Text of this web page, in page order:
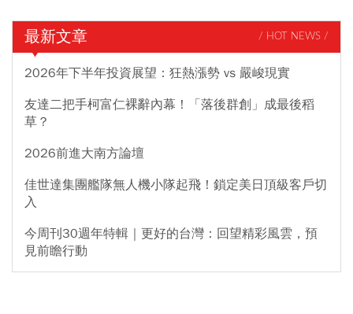
最新文章 / HOT NEWS /
2026年下半年投資展望：狂熱漲勢 vs 嚴峻現實
友達二把手柯富仁裸辭內幕！「落後群創」成最後稻
草？
2026前進大南方論壇
佳世達集團艦隊無人機小隊起飛！鎖定美日頂級客戶切
入
今周刊30週年特輯｜更好的台灣：回望精彩風雲，預
見前瞻行動